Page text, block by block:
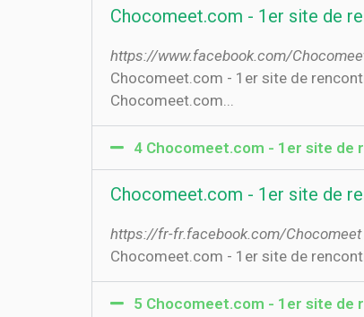
Chocomeet.com - 1er site de
https://www.facebook.com/
Chocomeet.com - 1er site de
Chocomeet.com...
4 Chocomeet.com - 1er site de
Chocomeet.com - 1er site de
https://fr-fr.facebook.com/Chocomeet
Chocomeet.com - 1er site de
5 Chocomeet.com - 1er site de